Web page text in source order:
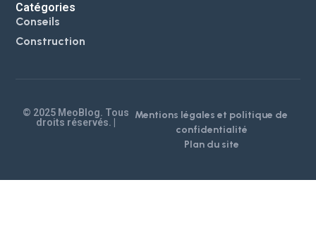
Catégories
Conseils
Construction
© 2025 MeoBlog. Tous
droits réservés. |
Mentions légales et politique de
confidentialité
Plan du site